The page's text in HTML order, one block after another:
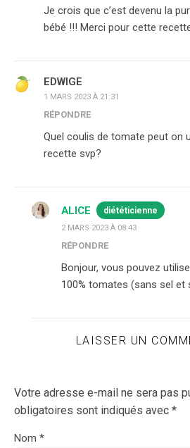
Je crois que c’est devenu la
bébé !!! Merci pour cette
EDWIGE
1 MARS 2023 À 21:31
RÉPONDRE
Quel coulis de tomate peut on
recette svp?
ALICE diététicienne
2 MARS 2023 À 08:43
RÉPONDRE
Bonjour, vous pouvez
100% tomates (sans sel
LAISSER UN
Votre adresse e-mail ne sera pas
obligatoires sont indiqués avec *
Nom *